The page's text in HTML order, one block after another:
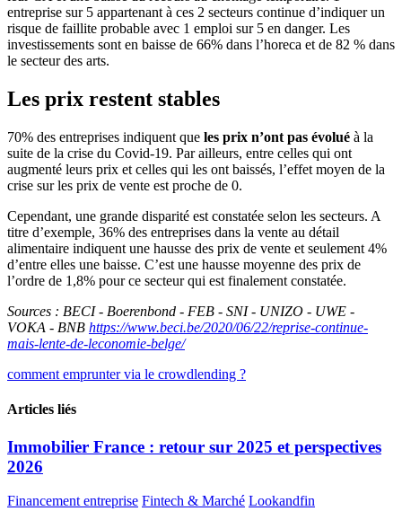
entreprise sur 5 appartenant à ces 2 secteurs continue d’indiquer un
risque de faillite probable avec 1 emploi sur 5 en danger. Les
investissements sont en baisse de 66% dans l’horeca et de 82 % dans
le secteur des arts.
Les prix restent stables
70% des entreprises indiquent que les prix n’ont pas évolué à la
suite de la crise du Covid-19. Par ailleurs, entre celles qui ont
augmenté leurs prix et celles qui les ont baissés, l’effet moyen de la
crise sur les prix de vente est proche de 0.
Cependant, une grande disparité est constatée selon les secteurs. A
titre d’exemple, 36% des entreprises dans la vente au détail
alimentaire indiquent une hausse des prix de vente et seulement 4%
d’entre elles une baisse. C’est une hausse moyenne des prix de
l’ordre de 1,8% pour ce secteur qui est finalement constatée.
Sources : BECI - Boerenbond - FEB - SNI - UNIZO - UWE -
VOKA - BNB https://www.beci.be/2020/06/22/reprise-continue-
mais-lente-de-leconomie-belge/
comment emprunter via le crowdlending ?
Articles liés
Immobilier France : retour sur 2025 et perspectives
2026
Financement entreprise Fintech & Marché Lookandfin